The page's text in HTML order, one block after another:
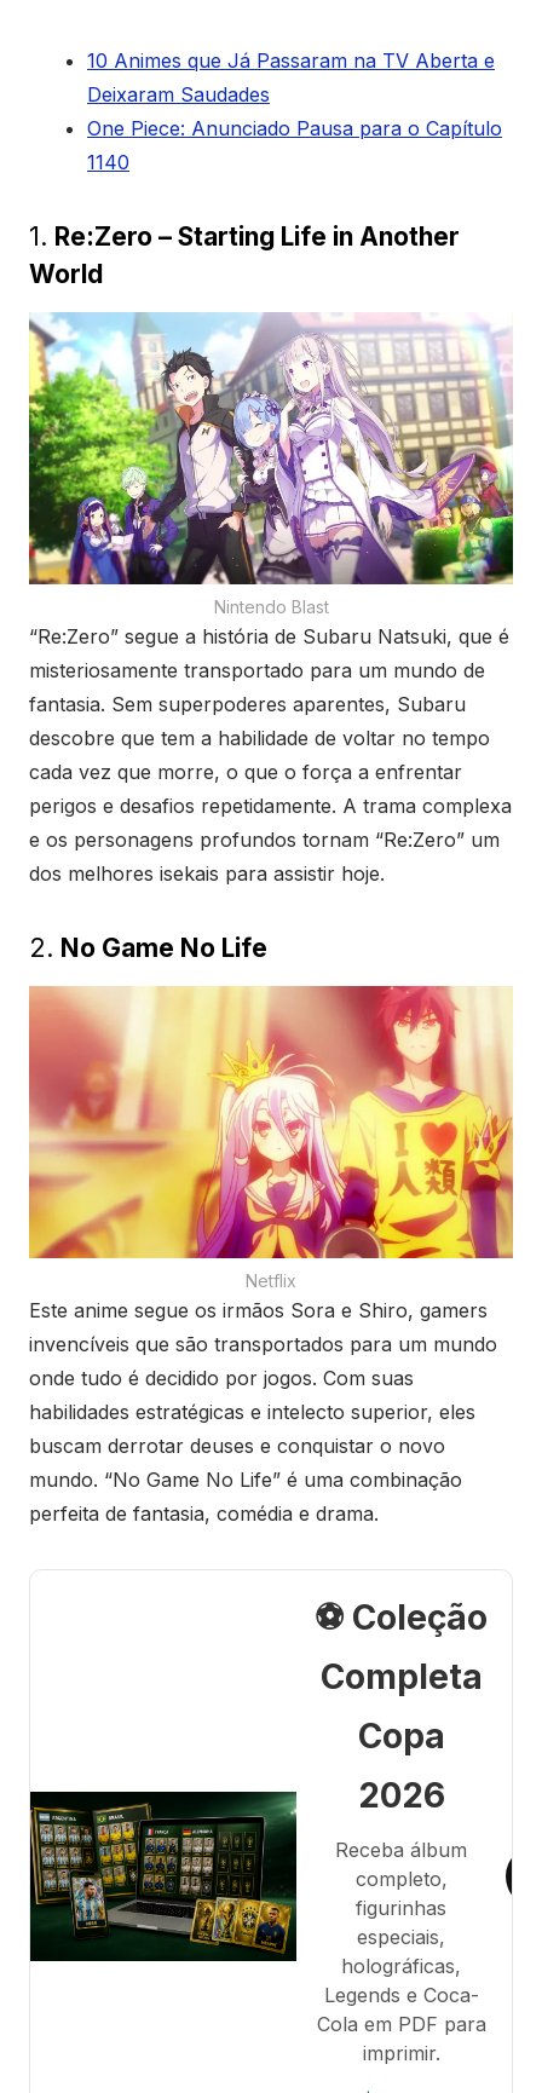
10 Animes que Já Passaram na TV Aberta e
Deixaram Saudades
One Piece: Anunciado Pausa para o Capítulo
1140
1. Re:Zero – Starting Life in Another
World
Nintendo Blast
“Re:Zero” segue a história de Subaru Natsuki, que é
misteriosamente transportado para um mundo de
fantasia. Sem superpoderes aparentes, Subaru
descobre que tem a habilidade de voltar no tempo
cada vez que morre, o que o força a enfrentar
perigos e desafios repetidamente. A trama complexa
e os personagens profundos tornam “Re:Zero” um
dos melhores isekais para assistir hoje.
2. No Game No Life
Netflix
Este anime segue os irmãos Sora e Shiro, gamers
invencíveis que são transportados para um mundo
onde tudo é decidido por jogos. Com suas
habilidades estratégicas e intelecto superior, eles
buscam derrotar deuses e conquistar o novo
mundo. “No Game No Life” é uma combinação
perfeita de fantasia, comédia e drama.
⚽ Coleção
Completa
Copa
2026
Receba álbum
completo,
figurinhas
especiais,
holográficas,
Legends e Coca-
Cola em PDF para
imprimir.